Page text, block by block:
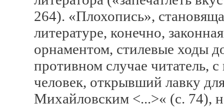
264). «Плохопись»,
литературе, конечно,
орнаментом, стилевые ходы
противном случае читатель,
человек, открывший лавку
Михайловским <...>« (с. 74),